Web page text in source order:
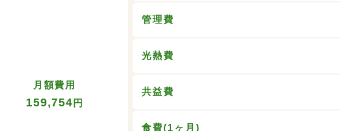
月額費用
159,754 円
管理費
光熱費
共益費
食費(1ヶ月)